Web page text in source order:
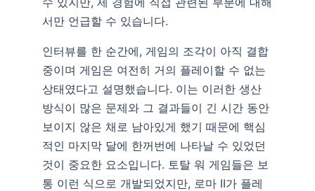
서만 언급할 수 있습니다.
인터뷰를 한 순간에, 게임의 조각이 아직 결합
중이며 게임은 여전히 거의 플레이할 수 없는
상태였다고 설명했습니다. 이는 이러한 생산
방식이 많은 문제와 그 결과들이 긴 시간 동안
보이지 않은 채로 남아있게 했기 때문에 핵심
적인 마지막 달에 한꺼번에 나타날 수 있었던
것이 중요한 요소입니다. 토탈 워 게임들은 보
통 이런 식으로 개발되었지만, 로마 II가 플레